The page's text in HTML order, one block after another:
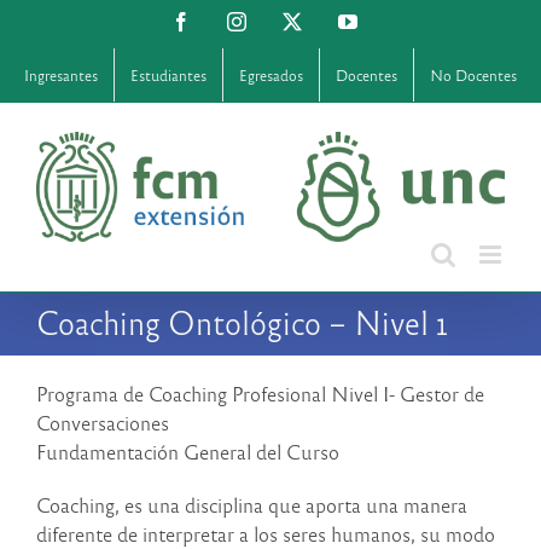
contenido
FacebookInstagram YouTube
Ingresantes Estudiantes Egresados Docentes No Docentes
Coaching Ontológico – Nivel 1
Programa de Coaching Profesional Nivel I- Gestor de
Conversaciones
Fundamentación General del Curso
Coaching, es una disciplina que aporta una manera
diferente de interpretar a los seres humanos, su modo